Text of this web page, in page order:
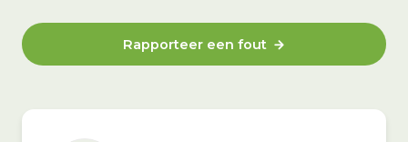
Rapporteer een fout